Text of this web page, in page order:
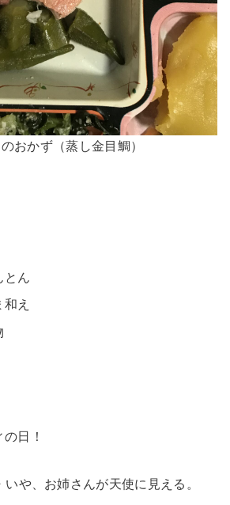
おかず（蒸し金目鯛）
とん
え
日！
や、お姉さんが天使に見える。